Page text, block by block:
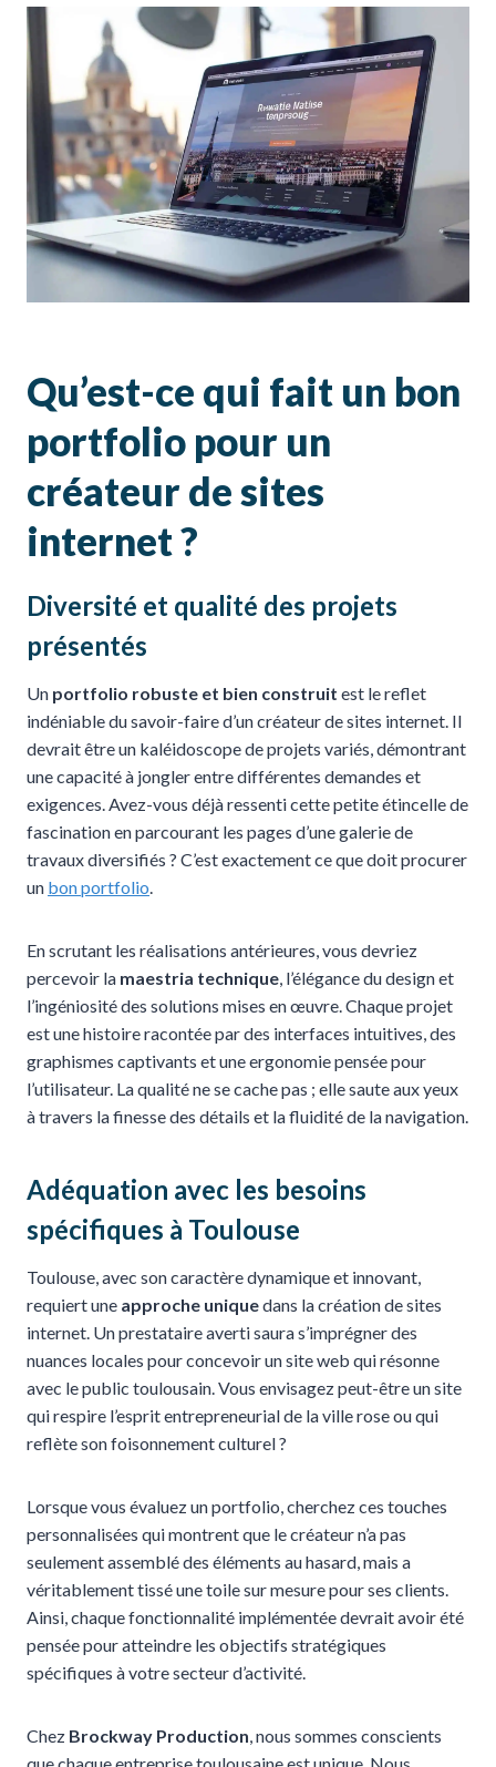
Qu’est-ce qui fait un bon
portfolio pour un
créateur de sites
internet ?
Diversité et qualité des projets
présentés
Un portfolio robuste et bien construit est le reflet
indéniable du savoir-faire d’un créateur de sites internet. Il
devrait être un kaléidoscope de projets variés, démontrant
une capacité à jongler entre différentes demandes et
exigences. Avez-vous déjà ressenti cette petite étincelle de
fascination en parcourant les pages d’une galerie de
travaux diversifiés ? C’est exactement ce que doit procurer
un bon portfolio
En scrutant les réalisations antérieures, vous devriez
percevoir la maestria technique , l’élégance du design et
l’ingéniosité des solutions mises en œuvre. Chaque projet
est une histoire racontée par des interfaces intuitives, des
graphismes captivants et une ergonomie pensée pour
l’utilisateur. La qualité ne se cache pas ; elle saute aux yeux
à travers la finesse des détails et la fluidité de la navigation.
Adéquation avec les besoins
spécifiques à Toulouse
Toulouse, avec son caractère dynamique et innovant,
requiert une approche uniquedans la création de sites
internet. Un prestataire averti saura s’imprégner des
nuances locales pour concevoir un site web qui résonne
avec le public toulousain. Vous envisagez peut-être un site
qui respire l’esprit entrepreneurial de la ville rose ou qui
reflète son foisonnement culturel ?
Lorsque vous évaluez un portfolio, cherchez ces touches
personnalisées qui montrent que le créateur n’a pas
seulement assemblé des éléments au hasard, mais a
véritablement tissé une toile sur mesure pour ses clients.
Ainsi, chaque fonctionnalité implémentée devrait avoir été
pensée pour atteindre les objectifs stratégiques
spécifiques à votre secteur d’activité.
Chez Brockway Production , nous sommes conscients
que chaque entreprise toulousaine est unique. Nous